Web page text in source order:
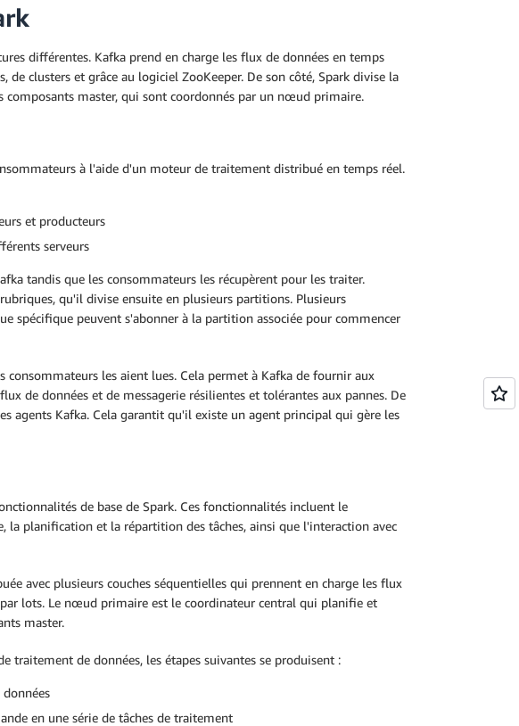
différentes. Kafka prend en charge les flux de données en temps
clusters et grâce au logiciel ZooKeeper. De son côté, Spark divise la
master, qui sont coordonnés par un nœud primaire.
à l'aide d'un moteur de traitement distribué en temps réel.
et producteurs
serveurs
tandis que les consommateurs les récupèrent pour les traiter.
qu'il divise ensuite en plusieurs partitions. Plusieurs
spécifique peuvent s'abonner à la partition associée pour commencer
consommateurs les aient lues. Cela permet à Kafka de fournir aux
de données et de messagerie résilientes et tolérantes aux pannes. De
agents Kafka. Cela garantit qu'il existe un agent principal qui gère les
de base de Spark. Ces fonctionnalités incluent le
planification et la répartition des tâches, ainsi que l'interaction avec
avec plusieurs couches séquentielles qui prennent en charge les flux
lots. Le nœud primaire est le coordinateur central qui planifie et
master.
traitement de données, les étapes suivantes se produisent :
en une série de tâches de traitement